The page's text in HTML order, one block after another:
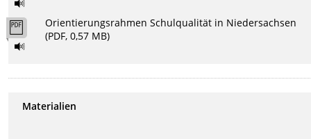
Orientierungsrahmen Schulqualität in Niedersachsen
(PDF, 0,57 MB)
Materialien